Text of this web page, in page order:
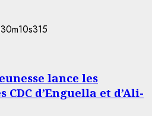
lance les
d’Enguella et d’Ali-